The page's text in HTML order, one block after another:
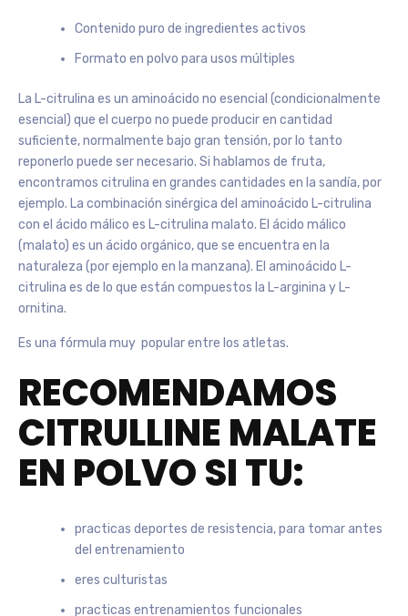
Contenido puro de ingredientes activos
Formato en polvo para usos múltiples
La L-citrulina es un aminoácido no esencial (condicionalmente
esencial) que el cuerpo no puede producir en cantidad
suficiente, normalmente bajo gran tensión, por lo tanto
reponerlo puede ser necesario. Si hablamos de fruta,
encontramos citrulina en grandes cantidades en la sandía, por
ejemplo. La combinación sinérgica del aminoácido L-citrulina
con el ácido málico es L-citrulina malato. El ácido málico
(malato) es un ácido orgánico, que se encuentra en la
naturaleza (por ejemplo en la manzana). El aminoácido L-
citrulina es de lo que están compuestos la L-arginina y L-
ornitina.
Es una fórmula muy popular entre los atletas.
RECOMENDAMOS
CITRULLINE MALATE
EN POLVO SI TU:
practicas deportes de resistencia, para tomar antes
del entrenamiento
eres culturistas
practicas entrenamientos funcionales